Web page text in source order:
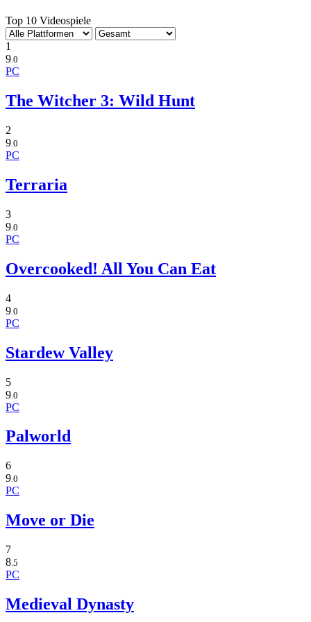
Top 10 Videospiele
1
9.0
PC
The Witcher 3: Wild Hunt
2
9.0
PC
Terraria
3
9 .0
PC
Overcooked! All You Can Eat
4
9 .0
PC
Stardew Valley
5
9 .0
PC
Palworld
6
9.0
PC
Move or Die
7
8.5
PC
Medieval Dynasty